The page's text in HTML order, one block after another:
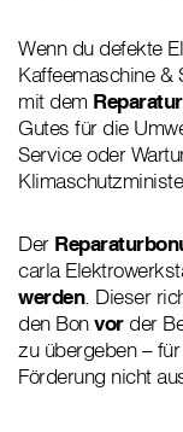
Wenn du defekte
Kaffeemaschine &
mit dem
Gutes für die
Service oder
Der
carla
werden. Dieser
den Bonvorder
zu übergeben –
Förderung nicht